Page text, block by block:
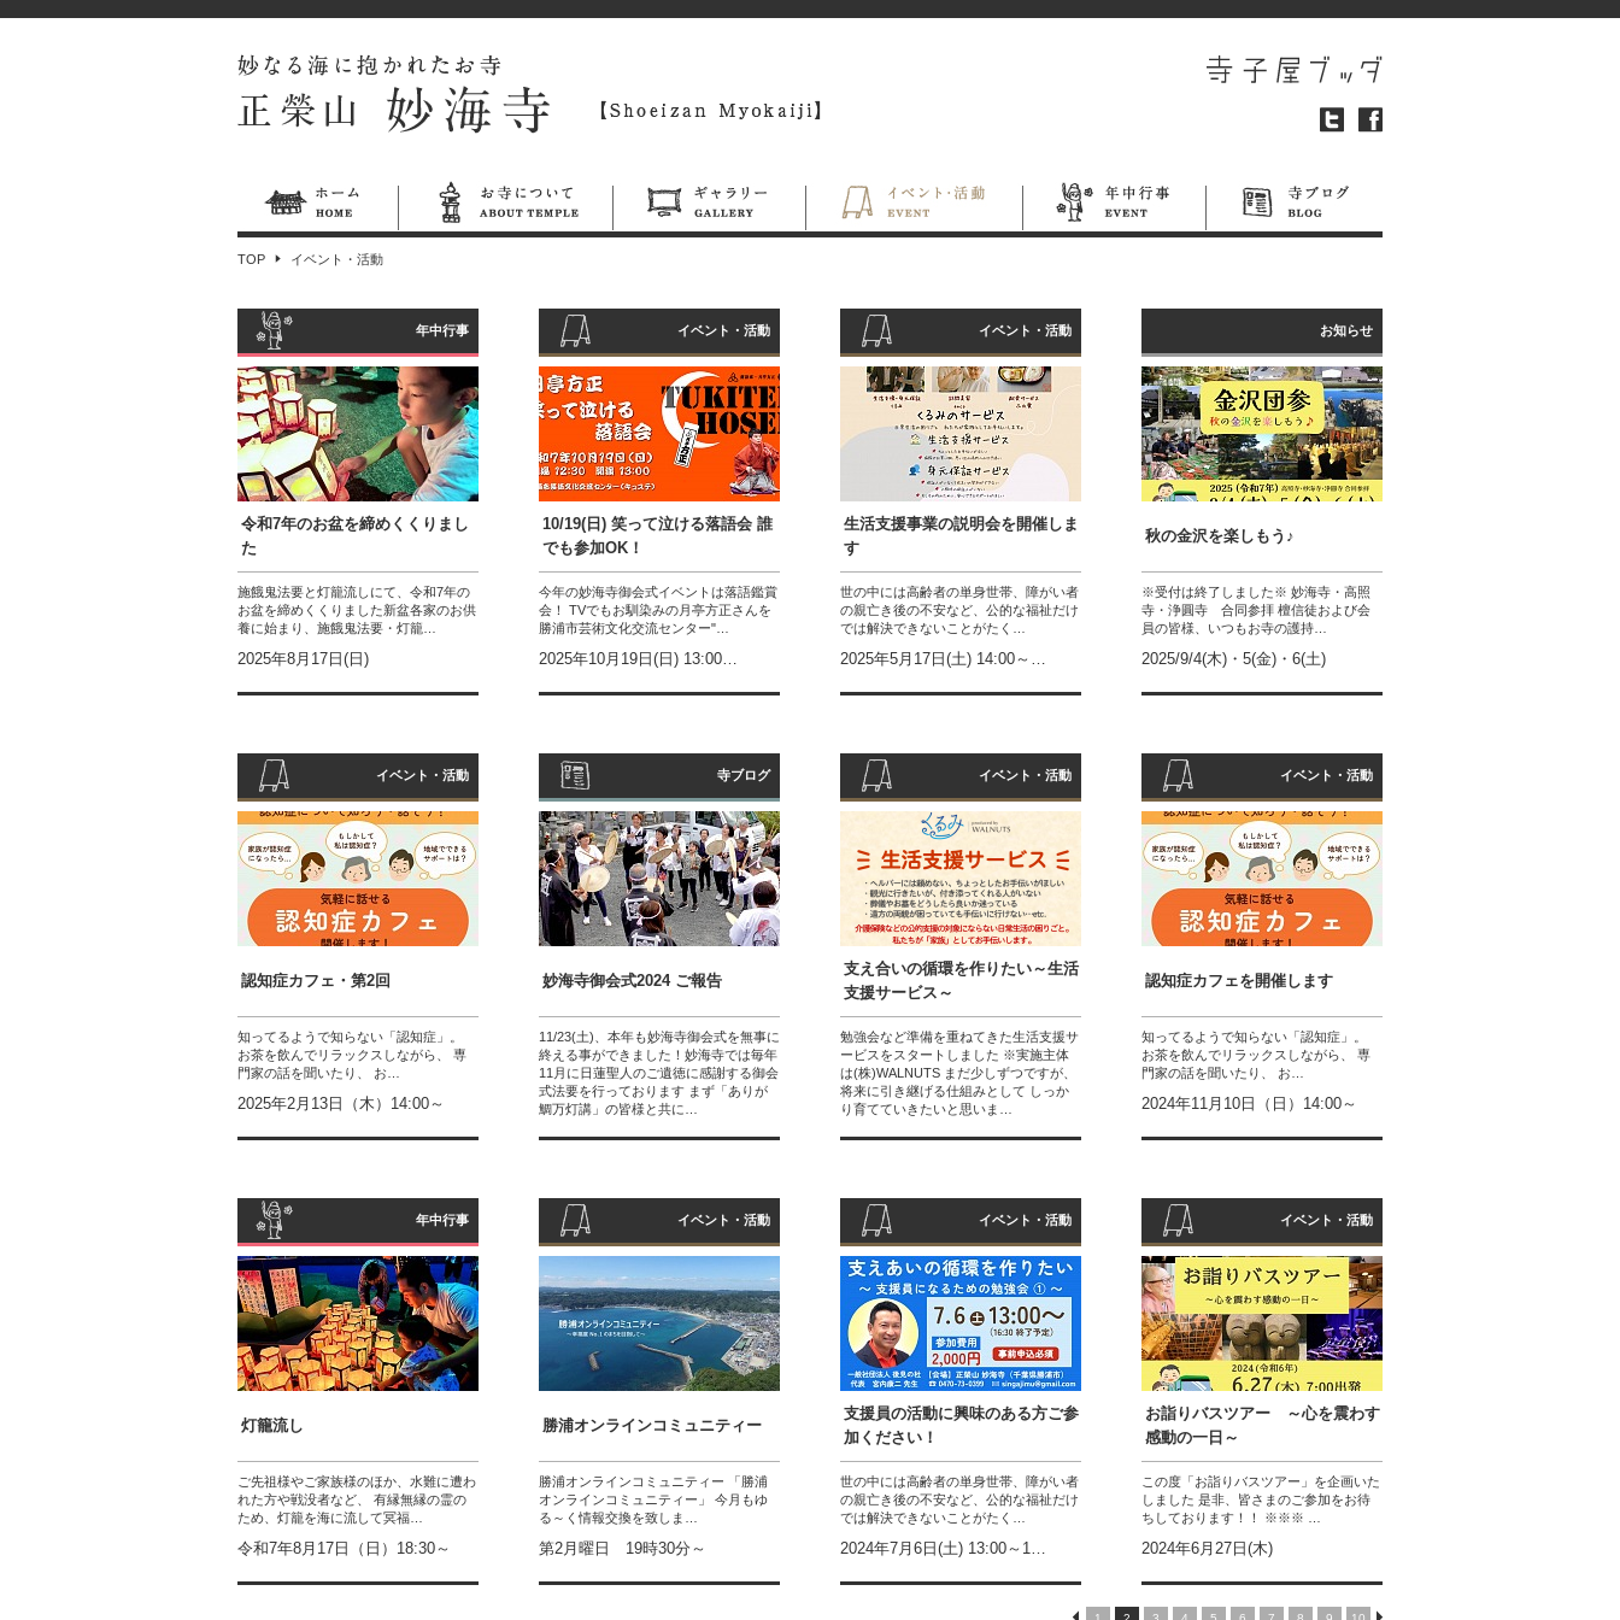
TOP イベント・活動
年中行事
令和7年のお盆を締めくくりまし
た
施餓鬼法要と灯籠流しにて、令和7年の
お盆を締めくくりました新盆各家のお供
養に始まり、施餓鬼法要・灯籠…
2025年8月17日(日)
イベント・活動
10/19(日) 笑って泣ける落語会 誰
でも参加OK！
今年の妙海寺御会式イベントは落語鑑賞
会！ TVでもお馴染みの月亭方正さんを
勝浦市芸術文化交流センター"…
2025年10月19日(日) 13:00…
イベント・活動
生活支援事業の説明会を開催しま
す
世の中には高齢者の単身世帯、障がい者
の親亡き後の不安など、公的な福祉だけ
では解決できないことがたく…
2025年5月17日(土) 14:00～…
お知らせ
秋の金沢を楽しもう♪
※受付は終了しました※ 妙海寺・高照
寺・浄圓寺 合同参拝 檀信徒および会
員の皆様、いつもお寺の護持…
2025/9/4(木)・5(金)・6(土)
イベント・活動
認知症カフェ・第2回
知ってるようで知らない「認知症」。
お茶を飲んでリラックスしながら、 専
門家の話を聞いたり、 お…
2025年2月13日（木）14:00～
寺ブログ
妙海寺御会式2024 ご報告
11/23(土)、本年も妙海寺御会式を無事に
終える事ができました！妙海寺では毎年
11月に日蓮聖人のご遺徳に感謝する御会
式法要を行っております まず「ありが
鯛万灯講」の皆様と共に…
イベント・活動
支え合いの循環を作りたい～生活
支援サービス～
勉強会など準備を重ねてきた生活支援サ
ービスをスタートしました ※実施主体
は(株)WALNUTS まだ少しずつですが、
将来に引き継げる仕組みとして しっか
り育てていきたいと思いま…
イベント・活動
認知症カフェを開催します
知ってるようで知らない「認知症」。
お茶を飲んでリラックスしながら、 専
門家の話を聞いたり、 お…
2024年11月10日（日）14:00～
年中行事
灯籠流し
ご先祖様やご家族様のほか、水難に遭わ
れた方や戦没者など、 有縁無縁の霊の
ため、灯籠を海に流して冥福…
令和7年8月17日（日）18:30～
イベント・活動
勝浦オンラインコミュニティー
勝浦オンラインコミュニティー 「勝浦
オンラインコミュニティー」 今月もゆ
る～く情報交換を致しま…
第2月曜日 19時30分～
イベント・活動
支援員の活動に興味のある方ご参
加ください！
世の中には高齢者の単身世帯、障がい者
の親亡き後の不安など、公的な福祉だけ
では解決できないことがたく…
2024年7月6日(土) 13:00～1…
イベント・活動
お詣りバスツアー ～心を震わす
感動の一日～
この度「お詣りバスツアー」を企画いた
しました 是非、皆さまのご参加をお待
ちしております！！ ※※※ …
2024年6月27日(木)